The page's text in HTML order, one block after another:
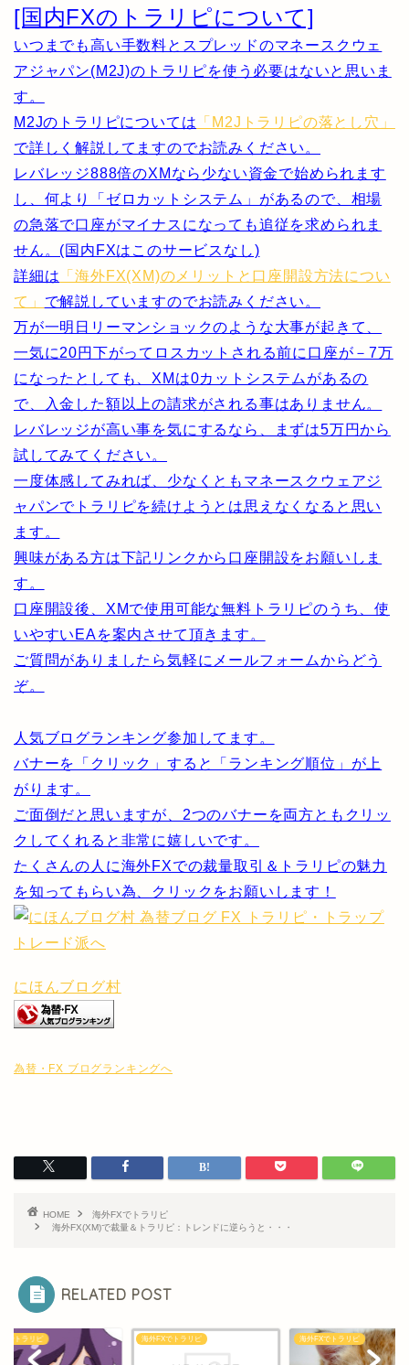
[国内FXのトラリピについて]
いつまでも高い手数料とスプレッドのマネースクウェ
アジャパン(M2J)のトラリピを使う必要はないと思いま
す。
M2Jのトラリピについては 「M2Jトラリピの落とし穴」
で詳しく解説してますのでお読みください。
レバレッジ888倍のXMなら少ない資金で始められます
し、何より「ゼロカットシステム」があるので、相場
の急落で口座がマイナスになっても追従を求められま
せん。(国内FXはこのサービスなし)
詳細は 「海外FX(XM)のメリットと口座開設方法につい
て」 で解説していますのでお読みください。
万が一明日リーマンショックのような大事が起きて、
一気に20円下がってロスカットされる前に口座が－7万
になったとしても、 XMは0カットシステムがあるの
で、入金した額以上の請求がされる事はありません。
レバレッジが高い事を気にするなら、まずは5万円から
試してみてください。
一度体感してみれば、少なくともマネースクウェアジ
ャパンでトラリピを続けようとは思えなくなると思い
ます。
興味がある方は下記リンクから口座開設をお願いしま
す。
口座開設後、XMで使用可能な無料トラリピのうち、使
いやすいEAを案内させて頂きます。
ご質問がありましたら気軽にメールフォームからどう
ぞ。
人気ブログランキング参加してます。
バナーを「クリック」すると「ランキング順位」が上
がります。
ご面倒だと思いますが、2つのバナーを両方ともクリッ
クしてくれると非常に嬉しいです。
たくさんの人に海外FXでの裁量取引＆トラリピの魅力
を知ってもらい為、クリックをお願いします！
にほんブログ村
為替・FX ブログランキングへ
HOME
海外FXでトラリピ
海外FX(XM)で裁量＆トラリピ：トレンドに逆らうと・・・
RELATED POST
でトラリピ 海外FXでトラリピ 海外FXでトラリピ